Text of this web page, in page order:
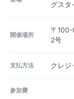
グスタ
開催場所
〒
2号
支払方法 クレジ
参加費